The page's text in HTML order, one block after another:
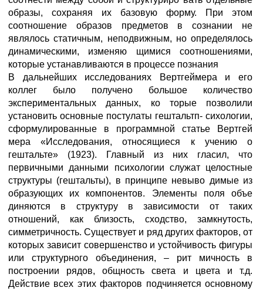
образы, сохраняя их базовую форму. При этом
соотношение образов предметов в сознании не
являлось статичным, неподвижным, но определялось
динамическими, изменяю щимися соотношениями,
которые устанавливаются в процессе познания
В дальнейших исследованиях Вертгеймера и его
коллег было получено большое количество
экспериментальных данных, ко торые позволили
установить основные постулаты гештальтп- сихологии,
сформулированные в программной статье Вертгей
мера «Исследования, относящиеся к учению о
гештальте» (1923). Главный из них гласил, что
первичными данными психологии служат целостные
структуры (гештальты), в принципе невыво димые из
образующих их компонентов. Элементы поля объе
диняются в структуру в зависимости от таких
отношений, как близость, сходство, замкнутость,
симметричность. Существует и ряд других факторов, от
которых зависит совершенство и устойчивость фигуры
или структурного объединения, – рит мичность в
построении рядов, общность света и цвета и т.д.
Действие всех этих факторов подчиняется основному